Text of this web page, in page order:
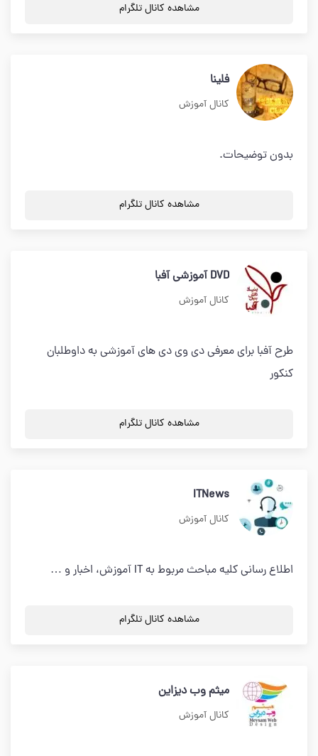
مشاهده کانال تلگرام
فلینا
کانال آموزش
بدون توضیحات.
مشاهده کانال تلگرام
DVD آموزشی آفبا
کانال آموزش
طرح آفبا برای معرفی دی وی دی های آموزشی به داوطلبان
کنکور
مشاهده کانال تلگرام
ITNews
کانال آموزش
اطلاع رسانی کلیه مباحث مربوط به IT آموزش، اخبار و …
مشاهده کانال تلگرام
میثم وب دیزاین
کانال آموزش